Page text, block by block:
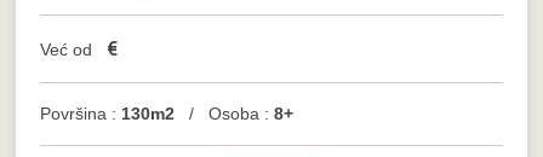
Već od €
Površina : 130m2 / Osoba :8+